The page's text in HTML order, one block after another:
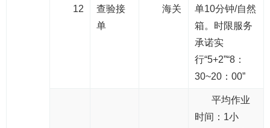
12
查验接
单
海关
单10分钟/自然
箱。时限服务
承诺实
行“5+2”“8：
30~20：00”
平均作业
时间：1小